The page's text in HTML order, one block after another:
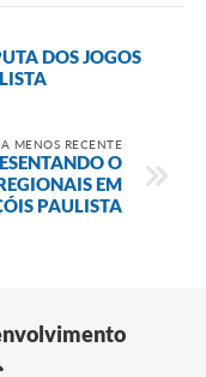
DOS JOGOS
MENOS RECENTE
O
EM
PAULISTA